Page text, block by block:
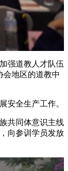
强道教人才队伍
会地区的道教中
安全生产工作。
共同体意识主线
向参训学员发放